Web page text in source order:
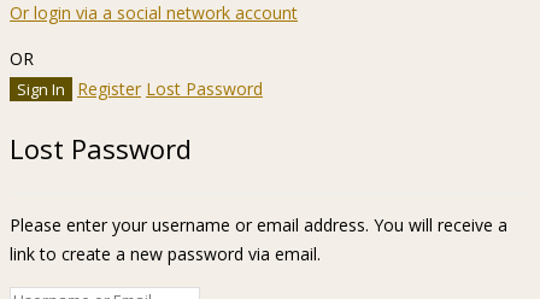
Or login via a social network account
OR
Register Lost Password
Lost Password
Please enter your username or email address. You will receive a
link to create a new password via email.